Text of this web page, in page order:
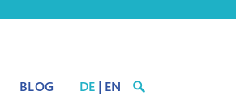
BLOG DE| EN